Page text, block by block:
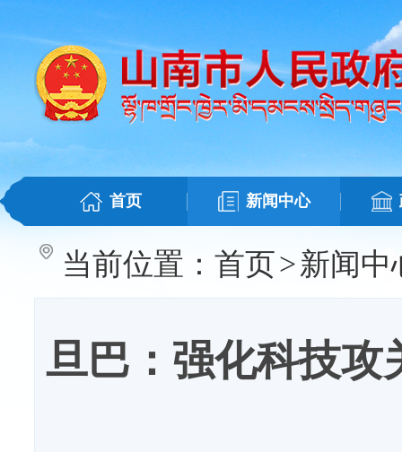
首页 新闻中心
当前位置： 首页>新闻中
旦巴：强化科技攻